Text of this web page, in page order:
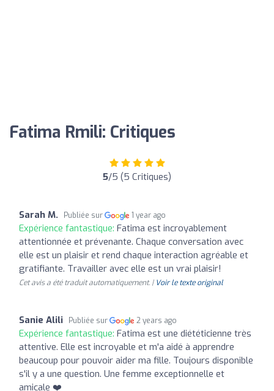
Fatima Rmili: Critiques
5/5 (5 Critiques)
Sarah M. Publiée sur 1 year ago
Expérience fantastique: Fatima est incroyablement
attentionnée et prévenante. Chaque conversation avec
elle est un plaisir et rend chaque interaction agréable et
gratifiante. Travailler avec elle est un vrai plaisir!
Cet avis a été traduit automatiquement. | Voir le texte original
Sanie Alili Publiée sur 2 years ago
Expérience fantastique: Fatima est une diététicienne très
attentive. Elle est incroyable et m'a aidé à apprendre
beaucoup pour pouvoir aider ma fille. Toujours disponible
s'il y a une question. Une femme exceptionnelle et
amicale ❤️